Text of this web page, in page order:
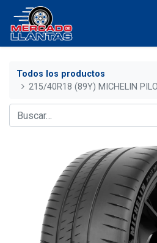
Todos los productos
215/40R18 (89Y) MICHELIN